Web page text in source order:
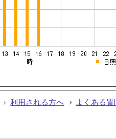
利用される方へ よくある質